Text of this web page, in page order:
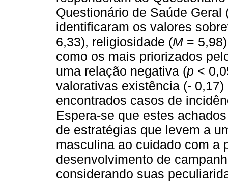
Questionário de Saúde Geral
identificaram os valores
6,33), religiosidade (M =
como os mais priorizados
uma relação negativa (p <
valorativas existência (-
encontrados casos de
Espera-se que estes
de estratégias que levem a
masculina ao cuidado com a
desenvolvimento de
considerando suas